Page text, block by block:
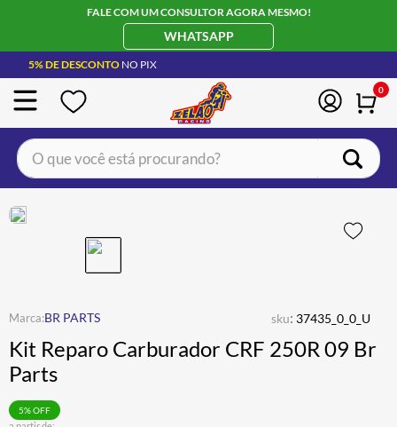
FALE COM UM CONSULTOR AGORA MESMO!
WHATSAPP
5% DE DESCONTO NO PIX
0
O que você está procurando?
BR PARTS sku: 37435_0_0_U
Kit Reparo Carburador CRF 250R 09 Br
Parts
5% OFF
BOTA
4º ÓCULOS SOLAR
º LUVA
6 º
7º